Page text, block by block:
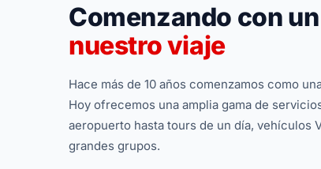
Comenzando con
nuestro viaje
Hace más de 10 años comenzamos como
Hoy ofrecemos una amplia gama de
aeropuerto hasta tours de un día, vehículos
grandes grupos.